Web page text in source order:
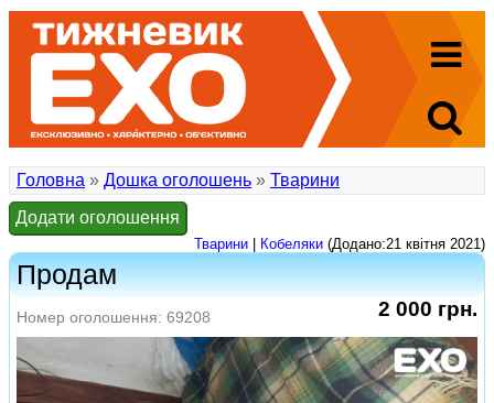
Головна » Дошка оголошень » Тварини
Додати оголошення
Тварини Кобеляки (Додано:21 квітня 2021)
Продам
2 000 грн.
Номер оголошення: 69208